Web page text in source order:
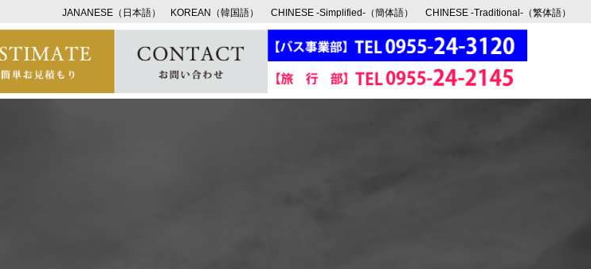
JANANESE（日本語） KOREAN（韓国語） CHINESE -Simplified-（簡体語） CHINESE -Traditional-（繁体語）